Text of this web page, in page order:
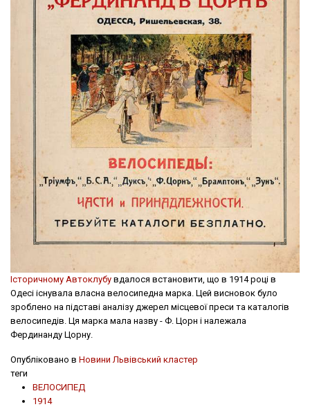
Історичному Автоклубу вдалося встановити, що в 1914 році в
Одесі існувала власна велосипедна марка. Цей висновок було
зроблено на підставі аналізу джерел місцевої преси та каталогів
велосипедів. Ця марка мала назву - Ф. Цорн і належала
Фердинанду Цорну.
Опубліковано в Новини Львівський кластер
теги
ВЕЛОСИПЕД
1914